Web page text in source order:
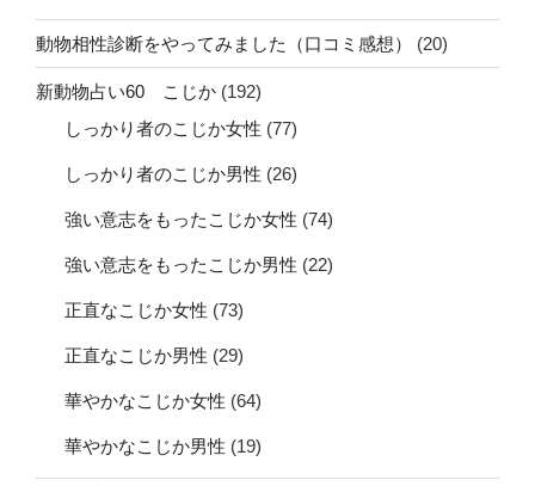
動物相性診断をやってみました（口コミ感想） (20)
新動物占い60 こじか (192)
しっかり者のこじか女性 (77)
しっかり者のこじか男性 (26)
強い意志をもったこじか女性 (74)
強い意志をもったこじか男性 (22)
正直なこじか女性 (73)
正直なこじか男性 (29)
華やかなこじか女性 (64)
華やかなこじか男性 (19)